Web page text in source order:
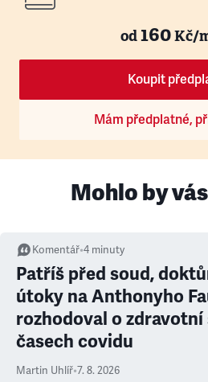
od160Kč/
Koupit
Mám předplatné,
Mohlo by
Komentář•4 minuty
Patříš před soud,
útoky na Anthonyho
rozhodoval o
časech covidu
Martin Uhlíř•7. 8. 2026